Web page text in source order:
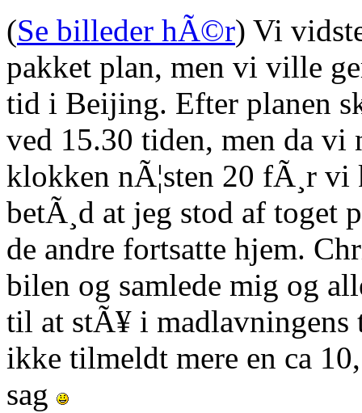
(Se billeder hÃ©r) Vi
pakket plan, men vi ville
tid i Beijing. Efter planen
ved 15.30 tiden, men da
klokken nÃ¦sten 20 fÃ¸r
betÃ¸d at jeg stod af toget
de andre fortsatte hjem.
bilen og samlede mig og
til at stÃ¥ i madlavningens
ikke tilmeldt mere en ca
sag